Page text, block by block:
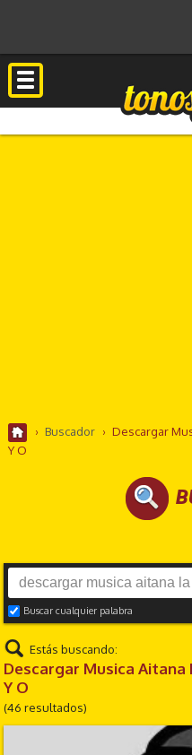
RSS
› Buscador › Descargar
Y O
Buscar cualquier palabra
Estás buscando:
Descargar Musica
Y O
(46 resultados)